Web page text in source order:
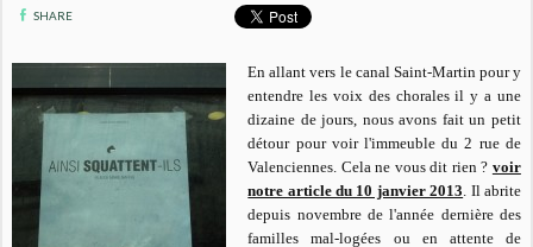
SHARE
En allant vers le canal Saint-Martin pour y
entendre les voix des chorales il y a une
dizaine de jours, nous avons fait un petit
détour pour voir l'immeuble du 2 rue de
Valenciennes. Cela ne vous dit rien ? voir
notre article du 10 janvier 2013. Il abrite
depuis novembre de l'année dernière des
familles mal-logées ou en attente de